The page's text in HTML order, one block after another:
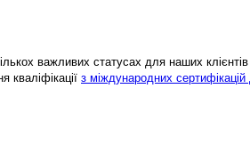
важливих статусах для наших клієнтів
кваліфікації з міждународних сертифікацій